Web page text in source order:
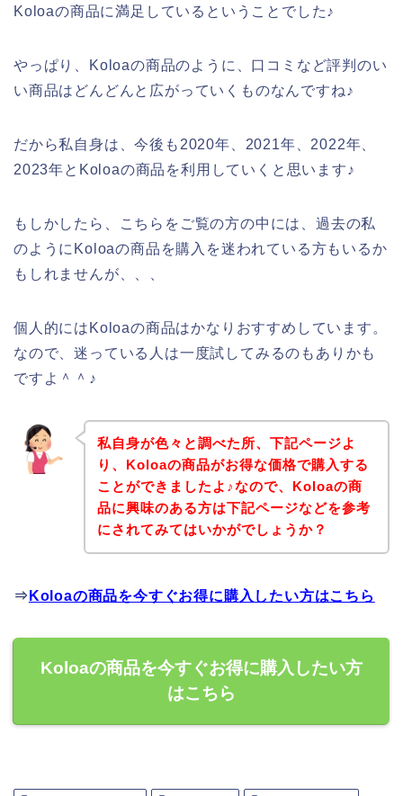
Koloaの商品に満足しているということでした♪
やっぱり、Koloaの商品のように、口コミなど評判のい
い商品はどんどんと広がっていくものなんですね♪
だから私自身は、今後も2020年、2021年、2022年、
2023年とKoloaの商品を利用していくと思います♪
もしかしたら、こちらをご覧の方の中には、過去の私
のようにKoloaの商品を購入を迷われている方もいるか
もしれませんが、、、
個人的にはKoloaの商品はかなりおすすめしています。
なので、迷っている人は一度試してみるのもありかも
ですよ＾＾♪
私自身が色々と調べた所、下記ページよ
り、Koloaの商品がお得な価格で購入する
ことができましたよ♪なので、Koloaの商
品に興味のある方は下記ページなどを参考
にされてみてはいかがでしょうか？
⇒ Koloaの商品を今すぐお得に購入したい方はこちら
Koloaの商品を今すぐお得に購入したい方
はこちら